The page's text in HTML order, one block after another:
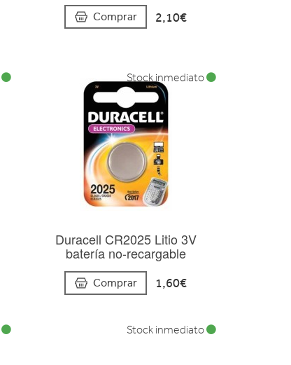
Comprar 2,10€
Duracell CR2025 Litio 3V
batería no-recargable
Comprar 1,60€
Stock inmediato
Stock inmediato